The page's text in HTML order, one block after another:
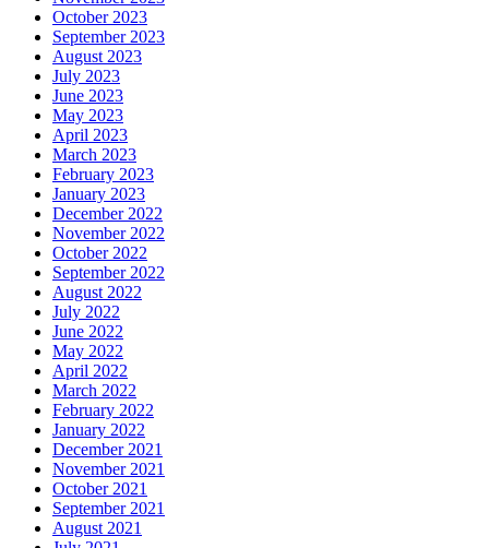
October 2023
September 2023
August 2023
July 2023
June 2023
May 2023
April 2023
March 2023
February 2023
January 2023
December 2022
November 2022
October 2022
September 2022
August 2022
July 2022
June 2022
May 2022
April 2022
March 2022
February 2022
January 2022
December 2021
November 2021
October 2021
September 2021
August 2021